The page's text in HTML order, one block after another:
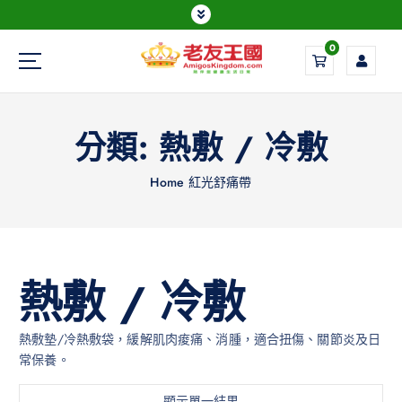
Everything is possible
0
分類: 熱敷 / 冷敷
Home 紅光舒痛帶
熱敷 / 冷敷
熱敷墊/冷熱敷袋，緩解肌肉痠痛、消腫，適合扭傷、關節炎及日
常保養。